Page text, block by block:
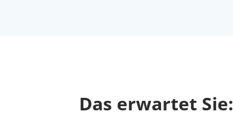
Das erwartet Sie: